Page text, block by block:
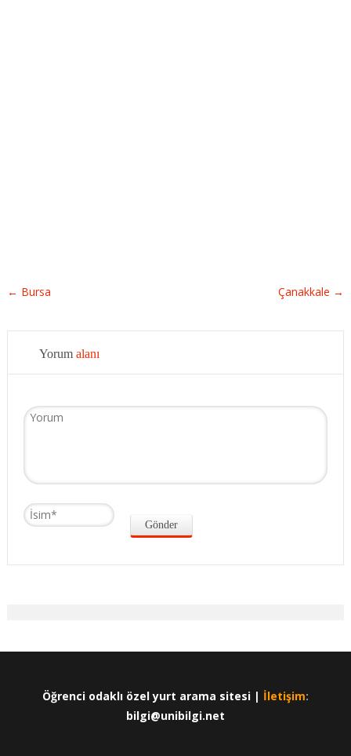
← Bursa Çanakkale →
Yorum alanı
Öğrenci odaklı özel yurt arama sitesi | İletişim:
bilgi@unibilgi.net